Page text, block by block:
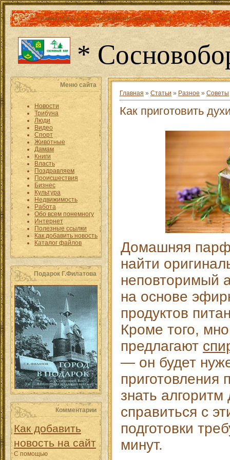
Главная|Каталог статей|Регистрация |Вход
*
Меню сайта
Новости
Трибуна
Люди
Видео
Спорт
Животные
Дамам
Книги
Власть
Поздравляем
Происшествия
Бизнес
Культура
Недвижимость
Работа
Обо всем понемногу
Интернет
Полезные ссылки
Как добавить новость
Каталог файлов
Подарок Г.Филатова
Комментарии
Как добавить
новость на сайт
С помощью
Главная » Статьи » Разное » Советы
Как приготовить
Домашняя
найти
неповторимый
на основе
продуктов
Кроме того,
предлагают
— он будет
знать
справиться с
подготовки
минут.